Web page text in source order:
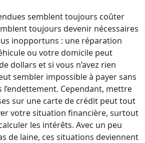
semblent toujours coûter
toujours devenir nécessaires
inopportuns : une réparation
ou votre domicile peut
dollars et si vous n’avez rien
sembler impossible à payer sans
Cependant, mettre
sur une carte de crédit peut tout
votre situation financière, surtout
les intérêts. Avec un peu
de laine, ces situations deviennent